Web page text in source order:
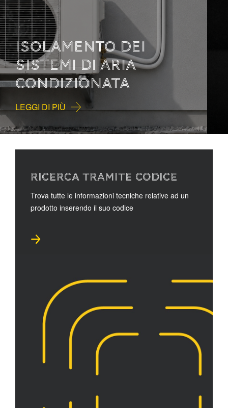
COME LEGGERE LA
DOCUMENTAZIONE
TECNICA
LEGGI DI PIÙ
RICERCA TRAMITE CODICE
Trova tutte le informazioni tecniche relative ad un
prodotto inserendo il suo codice